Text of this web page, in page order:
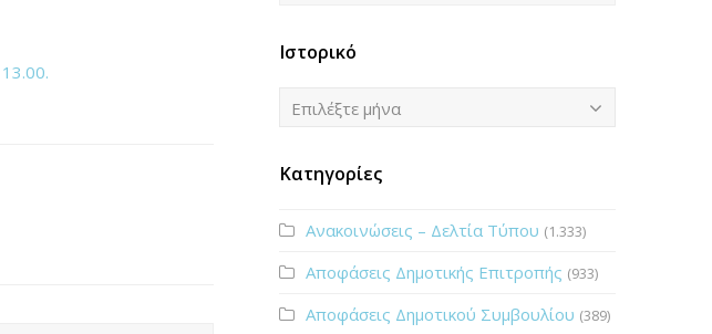
Ιστορικό
Ιστορικό
Επιλέξτε μήνα
Κατηγορίες
Ανακοινώσεις – Δελτία Τύπου (1.333)
Αποφάσεις Δημοτικής Επιτροπής (933)
Αποφάσεις Δημοτικού Συμβουλίου (389)